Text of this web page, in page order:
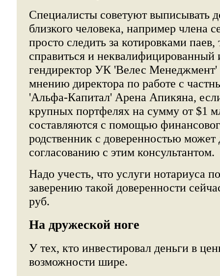
Специалисты советуют выписывать
близкого человека, например члена
просто следить за котировками
справиться и неквалифицированный
гендиректор УК 'Велес
мнению директора по работе с
'Альфа-Капитал' Арена Апикяна,
крупных портфелях на сумму от $1
составляются с помощью
родственник с доверенностью может
согласованию с этим консультантом.
Надо учесть, что услуги нотариуса
заверению такой доверенности
руб.
На дружеской ноге
У тех, кто инвестировал деньги в
возможности шире.